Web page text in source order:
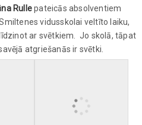
Rullepateicās absolventiem
vidusskolai veltīto laiku,
ar svētkiem. Jo skolā, tāpat
atgriešanās ir svētki.